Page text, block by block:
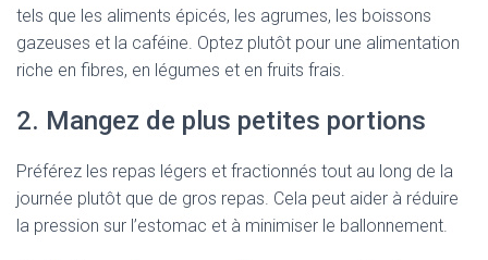
tels que les aliments épicés, les agrumes, les boissons
gazeuses et la caféine. Optez plutôt pour une alimentation
riche en fibres, en légumes et en fruits frais.
2. Mangez de plus petites portions
Préférez les repas légers et fractionnés tout au long de la
journée plutôt que de gros repas. Cela peut aider à réduire
la pression sur l’estomac et à minimiser le ballonnement.